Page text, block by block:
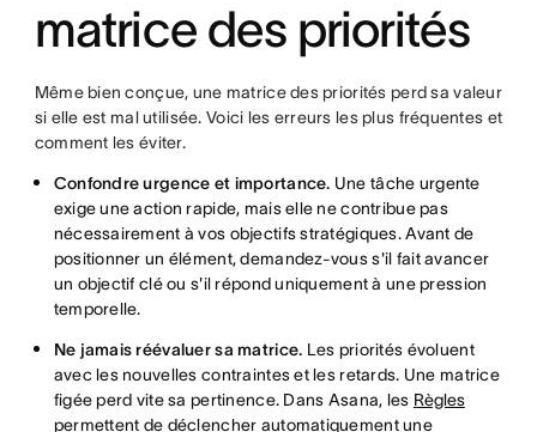
matrice des priorités
Même bien conçue, une matrice des priorités perd sa valeur
si elle est mal utilisée. Voici les erreurs les plus fréquentes et
comment les éviter.
Confondre urgence et importance. Une tâche urgente
exige une action rapide, mais elle ne contribue pas
nécessairement à vos objectifs stratégiques. Avant de
positionner un élément, demandez-vous s'il fait avancer
un objectif clé ou s'il répond uniquement à une pression
temporelle.
Ne jamais réévaluer sa matrice. Les priorités évoluent
avec les nouvelles contraintes et les retards. Une matrice
figée perd vite sa pertinence. Dans Asana, les Règles
permettent de déclencher automatiquement une